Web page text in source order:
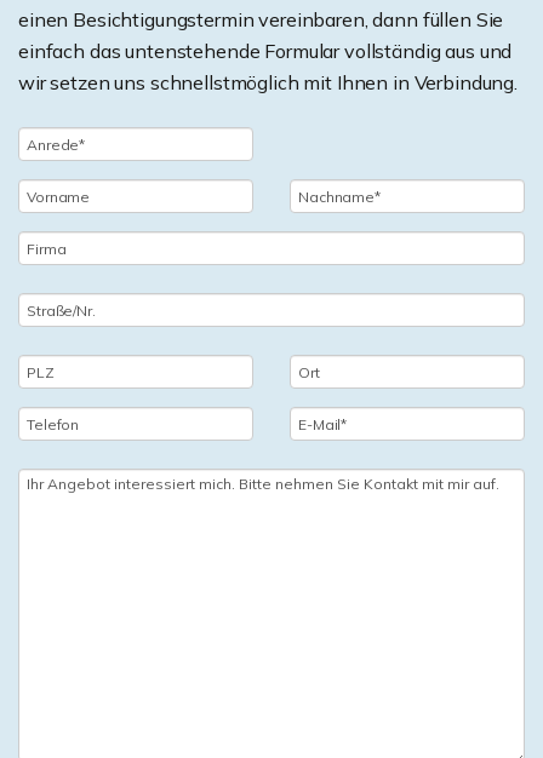
einen Besichtigungstermin vereinbaren, dann füllen Sie
einfach das untenstehende Formular vollständig aus und
wir setzen uns schnellstmöglich mit Ihnen in Verbindung.